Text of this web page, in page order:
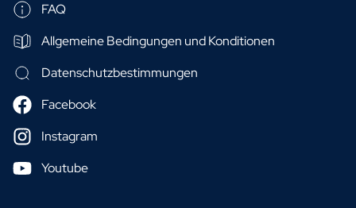
FAQ
Allgemeine Bedingungen und Konditionen
Datenschutzbestimmungen
Facebook
Instagram
Youtube